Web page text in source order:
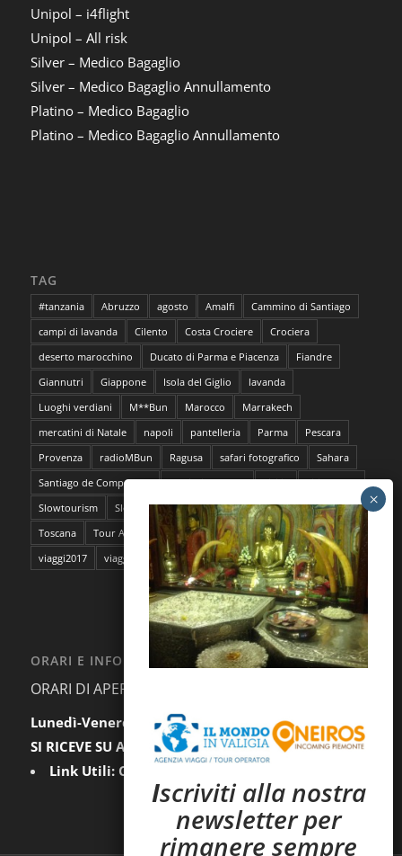
Unipol – i4flight
Unipol – All risk
Silver – Medico Bagaglio
Silver – Medico Bagaglio Annullamento
Platino – Medico Bagaglio
Platino – Medico Bagaglio Annullamento
TAG
#tanzania Abruzzo agosto Amalfi
Cammino di Santiago
campi di lavanda
Cilento Costa Crociere
Crociera
deserto marocchino
Ducato di Parma e Piacenza
Fiandre
Giannutri
Giappone Isola del Giglio
lavanda
Luoghi verdiani
M**Bun Marocco
Marrakech
mercatini di Natale
napoli pantelleria Parma
Pescara
Provenza
radioMBun Ragusa safari fotografico
Sahara
Santiago de Compostela
sentieri dell'ocra Sicilia
Siti Unesco
Slowtourism
Slow Trekking Soggiorno a Ischia
Stoccolma
Toscana
Tour Abruzzo tour Giappone viaggi
viaggi2016
viaggi2017
viaggi da film
ORARI E INFORMAZIONI
ORARI DI APERTURA AL PUBBLICO:
Lunedì-Venerdì:
9.30-12.30 / 15.00-18.00
SI RICEVE SU APPUNTAMENTO
Link Utili: Condizioni Generali
Iscriviti alla nostra
newsletter per
rimanere sempre